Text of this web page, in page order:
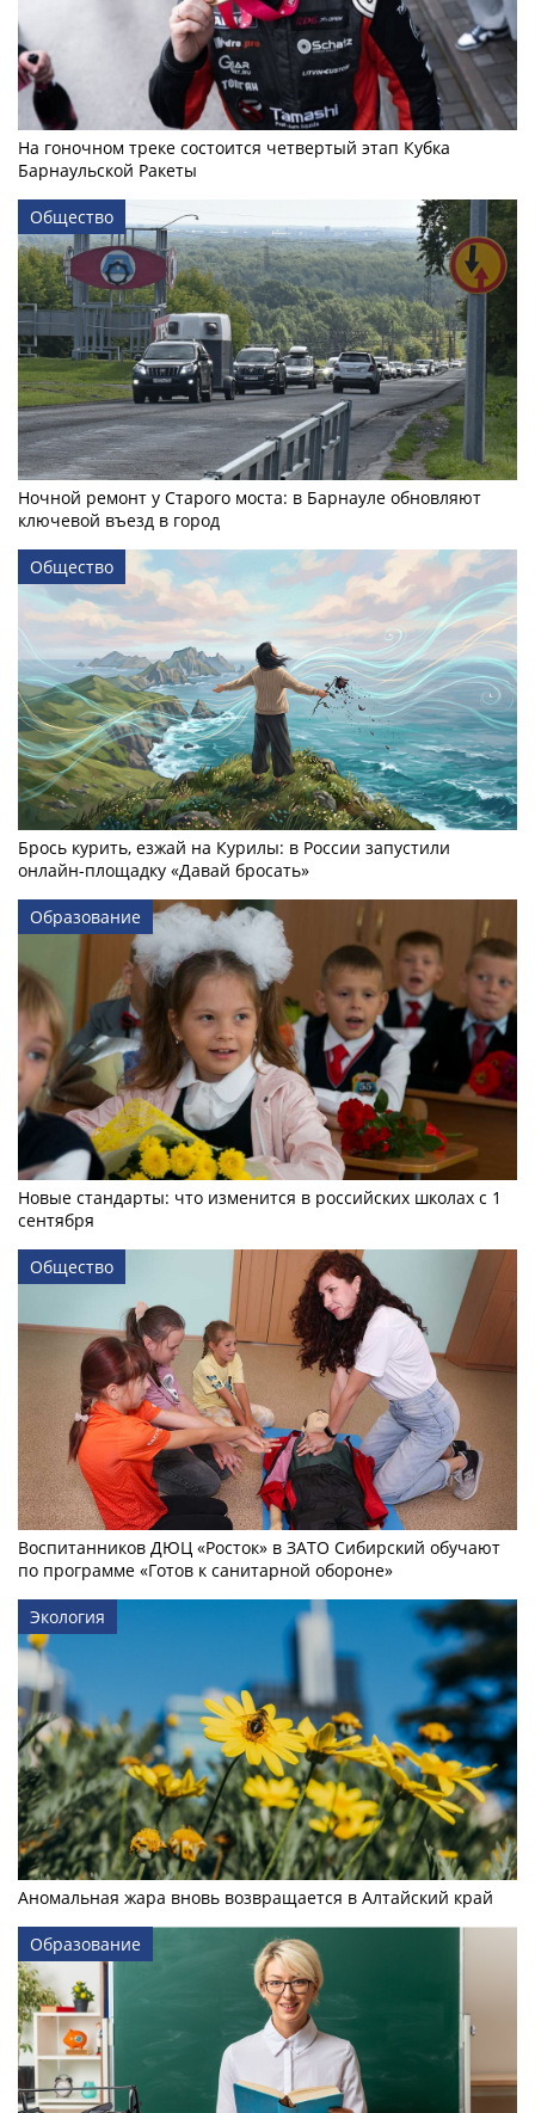
На гоночном треке состоится четвертый этап Кубка
Барнаульской Ракеты
Общество
Ночной ремонт у Старого моста: в Барнауле обновляют
ключевой въезд в город
Общество
Брось курить, езжай на Курилы: в России запустили
онлайн-­площадку «Давай бросать»
Образование
Новые стандарты: что изменится в российских школах с 1
сентября
Общество
Воспитанников ДЮЦ «Росток» в ЗАТО Сибирский обучают
по программе «Готов к санитарной обороне»
Экология
Аномальная жара вновь возвращается в Алтайский край
Образование